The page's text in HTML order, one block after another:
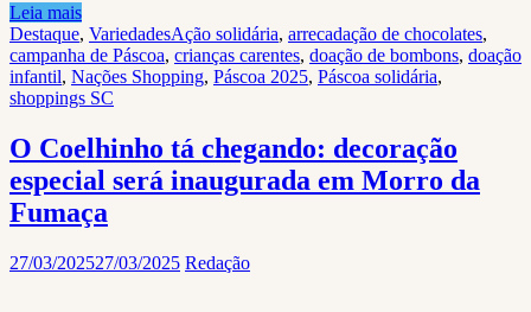
Leia mais
Destaque, VariedadesAção solidária, arrecadação de chocolates,
campanha de Páscoa, crianças carentes, doação de bombons, doação
infantil, Nações Shopping, Páscoa 2025, Páscoa solidária,
shoppings SC
O Coelhinho tá chegando: decoração
especial será inaugurada em Morro da
Fumaça
27/03/202527/03/2025 Redação